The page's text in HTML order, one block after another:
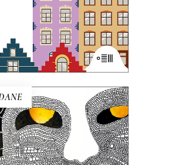
BOOK DO KOSZYKA
ŚWIATŁO